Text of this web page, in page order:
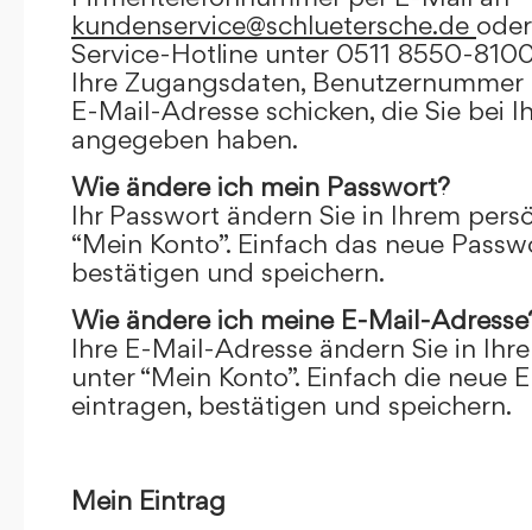
kundenservice@schluetersche.de
Service-Hotline unter 0511 8550-
Ihre Zugangsdaten,
E-Mail-Adresse schicken, die Sie bei
angegeben haben.
Wie ändere ich mein Passwort?
Ihr Passwort ändern Sie in Ihrem
“Mein Konto”. Einfach das neue
bestätigen und speichern.
Wie ändere ich meine E-Mail-
Ihre E-Mail-Adresse ändern Sie in
unter “Mein Konto”. Einfach die neue
eintragen, bestätigen und speichern.
Mein Eintrag